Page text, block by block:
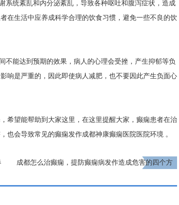
系统紊乱和内分泌紊乱，导致各种呕吐和腹泻症状，造成
在生活中应养成科学合理的饮食习惯，避免一些不良的饮
不能达到预期的效果，病人的心理会受挫，产生抑郁等负
响是严重的，因此即使病人减肥，也不要因此产生负面心
希望能帮助到大家这里，在这里提醒大家，癫痫患者在治
也会导致常见的癫痫发作成都神康癫痫医院医院环境 。
成都怎么治癫痫，提防癫痫病发作造成危害的四个方